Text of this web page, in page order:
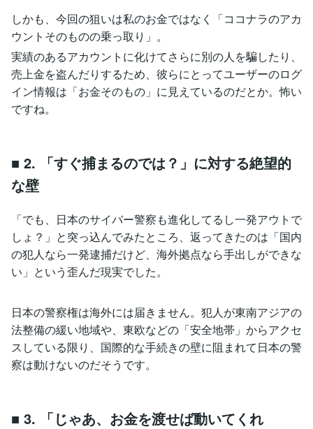
しかも、今回の狙いは私のお金ではなく「ココナラのアカ
ウントそのものの乗っ取り」。
実績のあるアカウントに化けてさらに別の人を騙したり、
売上金を盗んだりするため、彼らにとってユーザーのログ
イン情報は「お金そのもの」に見えているのだとか。怖い
ですね。
■ 2. 「すぐ捕まるのでは？」に対する絶望的
な壁
「でも、日本のサイバー警察も進化してるし一発アウトで
しょ？」と突っ込んでみたところ、返ってきたのは「国内
の犯人なら一発逮捕だけど、海外拠点なら手出しができな
い」という歪んだ現実でした。
日本の警察権は海外には届きません。犯人が東南アジアの
法整備の緩い地域や、東欧などの「安全地帯」からアクセ
スしている限り、国際的な手続きの壁に阻まれて日本の警
察は動けないのだそうです。
■ 3. 「じゃあ、お金を渡せば動いてくれ